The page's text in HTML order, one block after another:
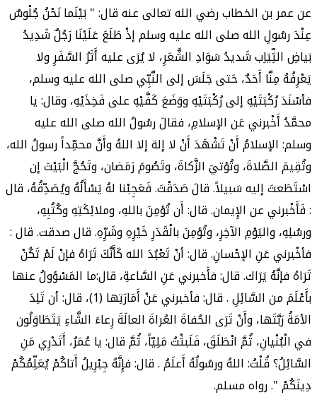
عن عمر بن الخطاب رضي الله تعالى عنه قال: " بَيْنَما نَحْنُ جُلْوسٌ
عِنْدَ رسُولِ الله صلى الله عليه وسلم إذْ طَلَعَ عَلَيْنَا رَجُلٌ شَدِيدُ
بَياضِ الثِّيَاِب شَديدُ سَوَادِ الشَّعَرِ، لا يُرَى عليه أَثَرُ السَّفَرِ ولا
يَعْرِفُهُ مِنَّا أَحَدٌ، حَتى جَلَسَ إلى النَّبِّي صلى الله عليه وسلم،
فأسْنَدَ رُكْبَتَيْهِ إلى رُكْبَتَيْهِ ووَضَعَ كَفَّيْهِ على فَخِذَيْهِ، وقال: يا
محمَّدُ أَخْبرني عَن الإسلامِ، فقالَ رسُولُ الله صلى الله عليه
وسلم: الإسلامُ أَنْ تَشْهَدَ أَنْ لا إلهَ إلا اللهُ وأَنَّ محمِّداً رسولُ الله،
وتُقِيمَ الصَّلاةَ، وتُؤتيَ الزَّكاةَ، وتَصُومَ رَمَضان، وتَحُجَّ الْبَيْتَ إن
اسْتَطَعتَ إليه سَبيلاً. قالَ صَدَقْتَ. فَعَجِبْنا لهُ يَسْأَلُهُ ويُصَدِّقُهُ، قال
: فَأَخْبرني عن الإِيمان. قال: أَن تُؤمِنَ باللهِ، وملائِكَتِهِ وكُتُبِهِ،
ورسُلِهِ، واليَوْمِ الآخِرِ، وتُؤمِنَ بالْقَدَرِ خَيْرِهِ وشَرِّهِ. قال صدقت. قال :
فأخْبرني عَنِ الإحْسانِ. قال: أنْ تَعْبُدَ الله كَأَنَّكَ تَرَاهُ فإنْ لَمْ تَكُنْ
تَرَاهُ فإنَّهُ يَرَاك. قال: فأَخبرني عَنِ السَّاعةِ، قال:ما المَسْؤولُ عنها
بأَعْلَمَ من السَّائِلِ . قال: فأخبرني عَنْ أَمَارَتِها (1)، قال: أن تَلِدَ
الأمَةُ رَبَّتَها، وأَنْ تَرَى الحُفاةَ العُراةَ العالَةَ رِعاءَ الشَّاءِ يَتَطَاوَلُون
في الْبُنْيانِ، ثُمَّ انْطَلَقَ، فَلَبثْتُ مَلِيّاً، ثُمَّ قال: يا عُمَرُ، أَتَدْرِي مَنِ
السَّائِلُ؟ قُلْتُ: اللهُ ورسُولُهُ أَعلَمُ . قال: فإِنَّهُ جِبْرِيلُ أَتاكُمْ يُعَلِّمُكُمْ
دِينَكُمْ ". رواه مسلم.